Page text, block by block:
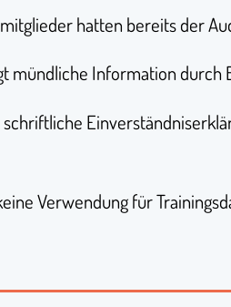
hatten bereits der
mündliche Information
schriftliche
Verwendung für